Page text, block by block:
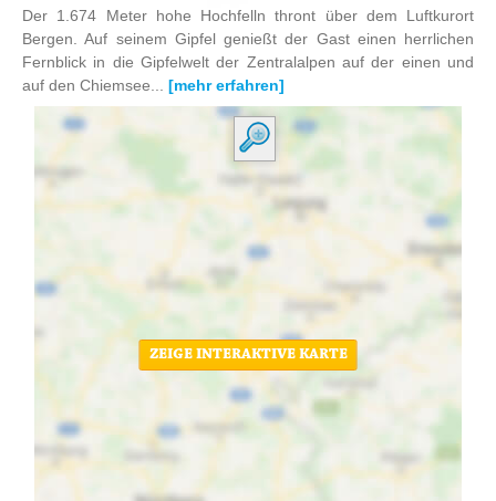
Der 1.674 Meter hohe Hochfelln thront über dem Luftkurort
Bergen. Auf seinem Gipfel genießt der Gast einen herrlichen
Fernblick in die Gipfelwelt der Zentralalpen auf der einen und
auf den Chiemsee... [mehr erfahren]
ZEIGE INTERAKTIVE KARTE